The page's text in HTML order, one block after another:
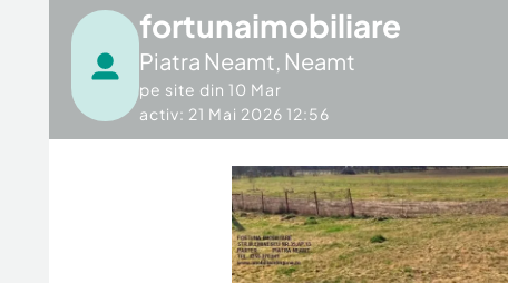
fortunaimobiliare
Piatra Neamt, Neamt
pe site din 10 Mar
activ: 21 Mai 2026 12:56